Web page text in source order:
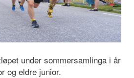
under sommersamlinga i år
og eldre junior.